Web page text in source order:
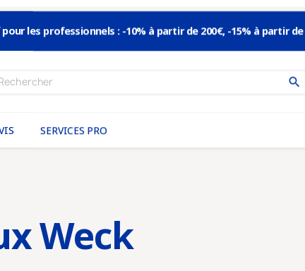
les professionnels : -10% à partir de 200€, -15% à partir de
search
SERVICES PRO
Weck